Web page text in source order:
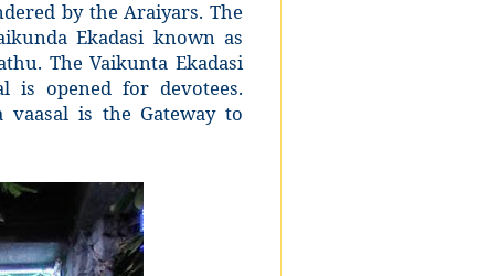
by the Araiyars. The
Ekadasi known as
The Vaikunta Ekadasi
is opened for devotees.
vaasal is the Gateway to